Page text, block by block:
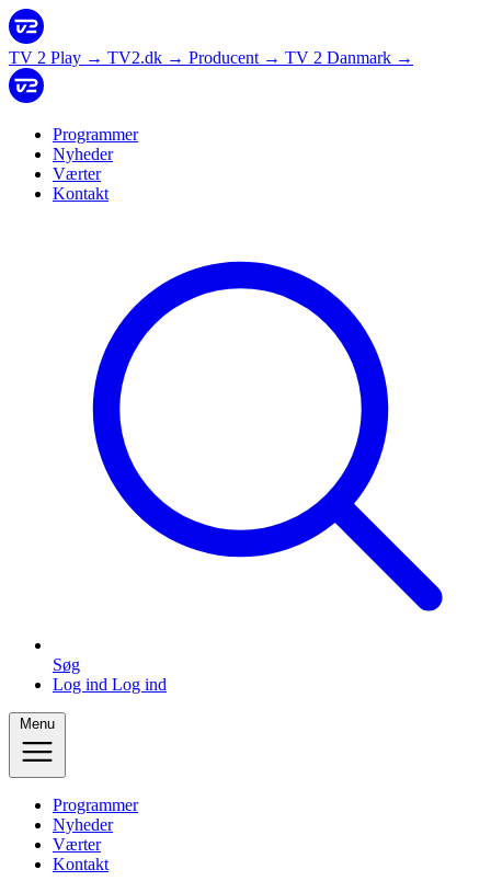
TV 2 Play → TV2.dk → Producent → TV 2 Danmark →
Programmer
Nyheder
Værter
Kontakt
Søg
Log ind Log ind
Menu
Programmer
Nyheder
Værter
Kontakt